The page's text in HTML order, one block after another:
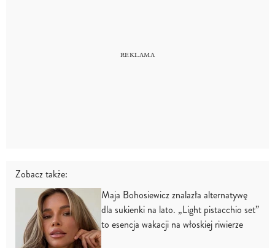
Zobacz także:
Maja Bohosiewicz znalazła alternatywę
dla sukienki na lato. „Light pistacchio set”
to esencja wakacji na włoskiej riwierze